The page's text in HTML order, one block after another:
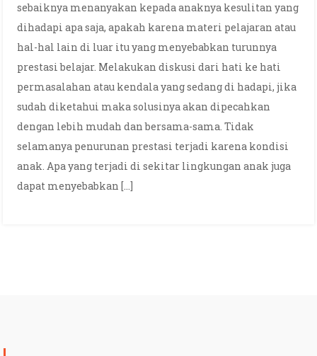
sebaiknya menanyakan kepada anaknya kesulitan yang
dihadapi apa saja, apakah karena materi pelajaran atau
hal-hal lain di luar itu yang menyebabkan turunnya
prestasi belajar. Melakukan diskusi dari hati ke hati
permasalahan atau kendala yang sedang di hadapi, jika
sudah diketahui maka solusinya akan dipecahkan
dengan lebih mudah dan bersama-sama. Tidak
selamanya penurunan prestasi terjadi karena kondisi
anak. Apa yang terjadi di sekitar lingkungan anak juga
dapat menyebabkan […]